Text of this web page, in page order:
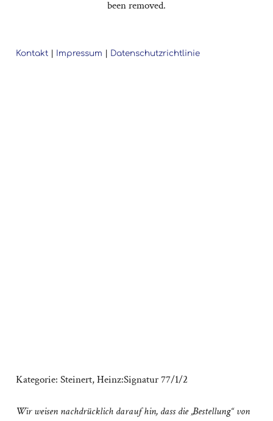
Kategorie: Steinert, Heinz:Signatur 77/1/2
Wir weisen nachdrücklich darauf hin, dass die „Bestellung“ von